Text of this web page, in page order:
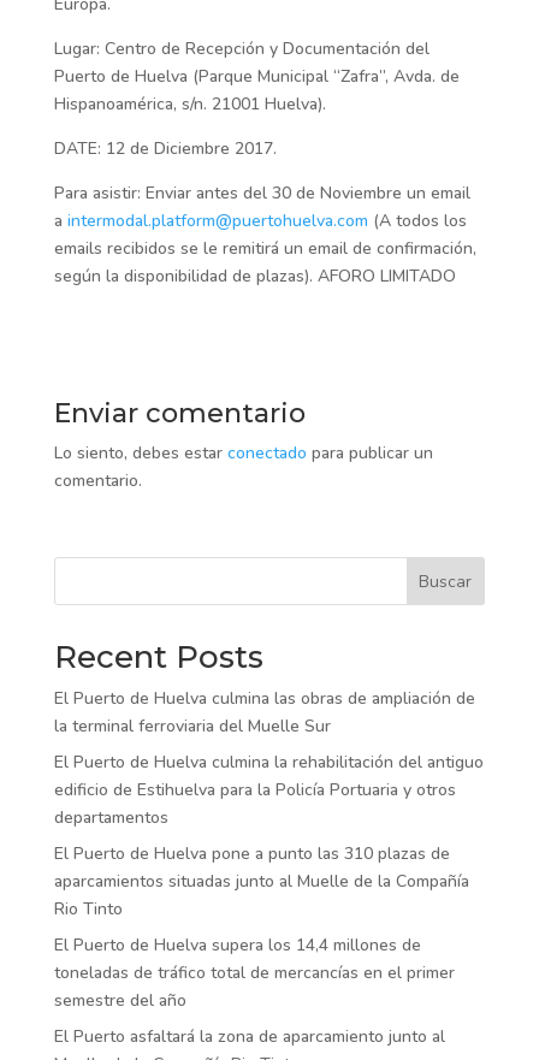
Lugar: Centro de Recepción y Documentación del
Puerto de Huelva (Parque Municipal “Zafra”, Avda. de
Hispanoamérica, s/n. 21001 Huelva).
DATE: 12 de Diciembre 2017.
Para asistir: Enviar antes del 30 de Noviembre un email
a intermodal.platform@puertohuelva.com (A todos los
emails recibidos se le remitirá un email de confirmación,
según la disponibilidad de plazas). AFORO LIMITADO
Enviar comentario
Lo siento, debes estar conectado para publicar un
comentario.
Buscar
Recent Posts
El Puerto de Huelva culmina las obras de ampliación de
la terminal ferroviaria del Muelle Sur
El Puerto de Huelva culmina la rehabilitación del antiguo
edificio de Estihuelva para la Policía Portuaria y otros
departamentos
El Puerto de Huelva pone a punto las 310 plazas de
aparcamientos situadas junto al Muelle de la Compañía
Rio Tinto
El Puerto de Huelva supera los 14,4 millones de
toneladas de tráfico total de mercancías en el primer
semestre del año
El Puerto asfaltará la zona de aparcamiento junto al